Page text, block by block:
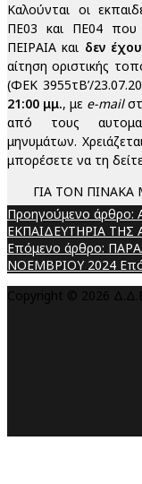
Καλούνται οι
ΠΕ03 και ΠΕ04 που
ΠΕΙΡΑΙΑ και δεν
αίτηση οριστικής
(ΦΕΚ 3955τΒ’/
21:00 μμ., με e-mail
από τους
μηνυμάτων.
μπορέσετε να τη
ΓΙΑ ΤΟΝ ΠΙΝΑΚΑ
Προηγούμενο
ΕΚΠΑΙΔΕΥΤΗΡΙΑ ΤΗΣ
Επόμενο άρθρο:
ΝΟΕΜΒΡΙΟΥ 2024
Copyright © 2026